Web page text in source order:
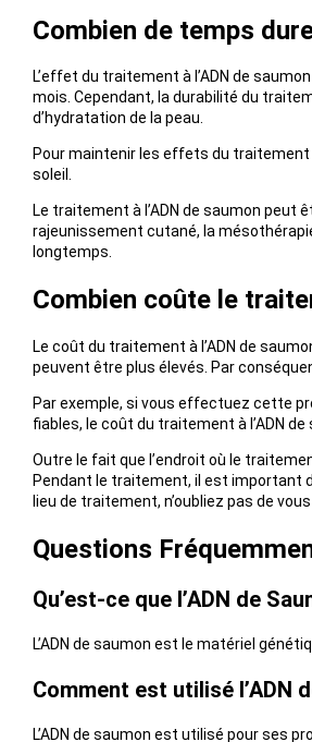
Combien de temps
L’effet du traitement à l’ADN de
mois. Cependant, la durabilité du
d’hydratation de la peau.
Pour maintenir les effets du traitement
soleil.
Le traitement à l’ADN de saumon peut
rajeunissement cutané, la
longtemps.
Combien coûte le
Le coût du traitement à l’ADN de
peuvent être plus élevés. Par
Par exemple, si vous effectuez cette
fiables, le coût du traitement à l’ADN
Outre le fait que l’endroit où le
Pendant le traitement, il est important
lieu de traitement, n’oubliez pas de
Questions
Qu’est-ce que l’ADN de
L’ADN de saumon est le matériel
Comment est utilisé l’ADN
L’ADN de saumon est utilisé pour ses